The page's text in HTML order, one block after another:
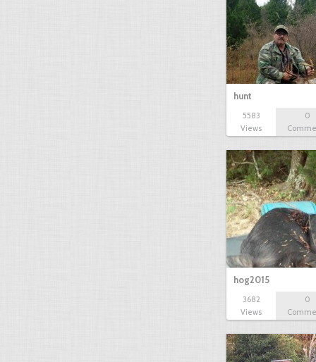
hunt
5583
Views
0
hog2015
3682
Views
0